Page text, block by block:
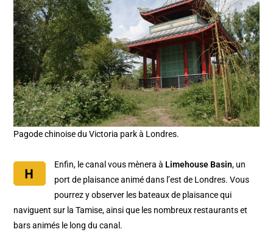
Pagode chinoise du Victoria park à Londres.
Enfin, le canal vous mènera à Limehouse Basin, un
port de plaisance animé dans l’est de Londres. Vous
pourrez y observer les bateaux de plaisance qui
naviguent sur la Tamise, ainsi que les nombreux restaurants et
bars animés le long du canal.